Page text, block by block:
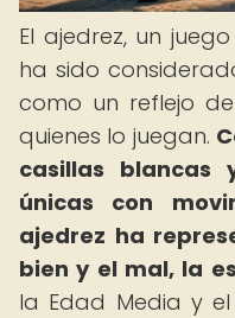
El ajedrez, un
ha sido
como un reflejo
quienes lo juegan.
casillas blancas
únicas con
ajedrez ha
bien y el mal, la
la Edad Media y el